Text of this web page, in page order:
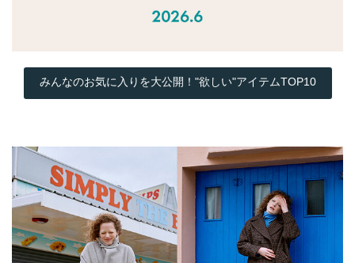
みんなのお気に入りを大公開！"欲しい"アイテムTOP10